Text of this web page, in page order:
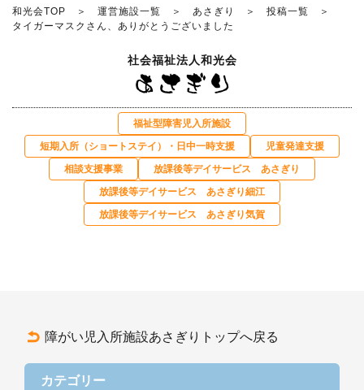
和光会TOP 運営施設一覧 あさぎり
投稿一覧
タイガーマスクさん、ありがとうございました
社会福祉法人和光会
福祉型障害児入所施設
短期入所（ショートステイ）・日中一時支援
児童発達⽀援
相談支援事業
放課後等デイサービス あさぎり
放課後等デイサービス あさぎり細江
放課後等デイサービス あさぎり気賀
障がい児入所施設あさぎりトップへ戻る
カテゴリー